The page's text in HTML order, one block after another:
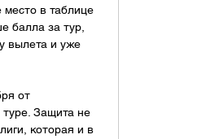
в таблице
балла за тур,
вылета и уже
от
Защита не
которая и в